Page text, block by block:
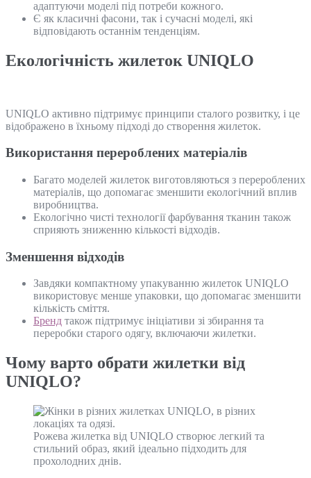
адаптуючи моделі під потреби кожного.
Є як класичні фасони, так і сучасні моделі, які
відповідають останнім тенденціям.
Екологічність жилеток UNIQLO
UNIQLO активно підтримує принципи сталого розвитку, і це
відображено в їхньому підході до створення жилеток.
Використання перероблених матеріалів
Багато моделей жилеток виготовляються з перероблених
матеріалів, що допомагає зменшити екологічний вплив
виробництва.
Екологічно чисті технології фарбування тканин також
сприяють зниженню кількості відходів.
Зменшення відходів
Завдяки компактному упакуванню жилеток UNIQLO
використовує менше упаковки, що допомагає зменшити
кількість сміття.
Бренд також підтримує ініціативи зі збирання та
переробки старого одягу, включаючи жилетки.
Чому варто обрати жилетки від
UNIQLO?
Рожева жилетка від UNIQLO створює легкий та
стильний образ, який ідеально підходить для
прохолодних днів.